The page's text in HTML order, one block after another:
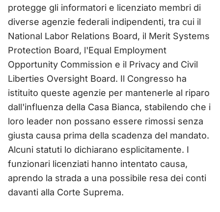
protegge gli informatori e licenziato membri di
diverse agenzie federali indipendenti, tra cui il
National Labor Relations Board, il Merit Systems
Protection Board, l'Equal Employment
Opportunity Commission e il Privacy and Civil
Liberties Oversight Board. Il Congresso ha
istituito queste agenzie per mantenerle al riparo
dall'influenza della Casa Bianca, stabilendo che i
loro leader non possano essere rimossi senza
giusta causa prima della scadenza del mandato.
Alcuni statuti lo dichiarano esplicitamente. I
funzionari licenziati hanno intentato causa,
aprendo la strada a una possibile resa dei conti
davanti alla Corte Suprema.